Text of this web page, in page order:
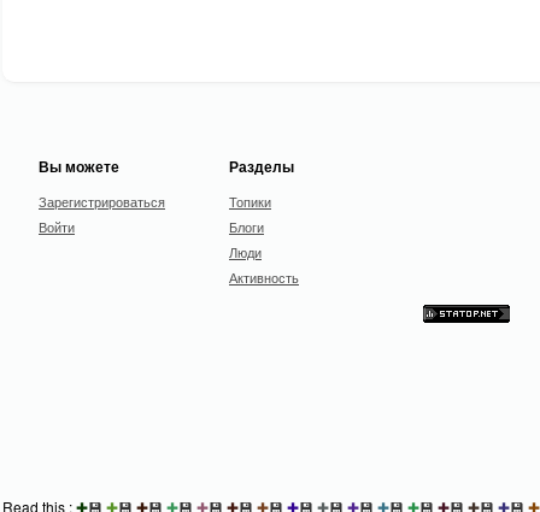
Вы можете
Зарегистрироваться
Войти
Разделы
Топики
Блоги
Люди
Активность
Read this :✚💾 ✚💾 ✚💾 ✚💾 ✚💾 ✚💾 ✚💾 ✚💾 ✚💾 ✚💾 ✚💾 ✚💾 ✚💾 ✚💾 ✚💾 ✚